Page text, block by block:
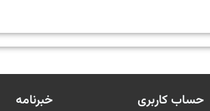
حساب کاربری
خبرنامه